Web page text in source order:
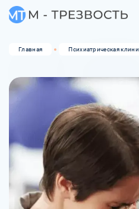
Главная Психиатрическая